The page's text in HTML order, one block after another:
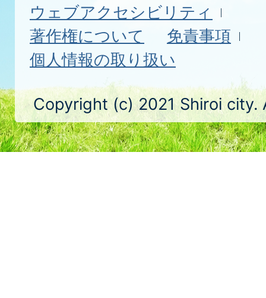
ウェブアクセシビリティ
著作権について
免責事項
個人情報の取り扱い
Copyright (c) 2021 Shiroi city.